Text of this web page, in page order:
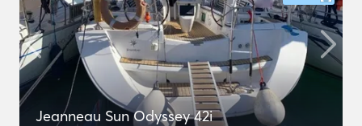
Jeanneau Sun Odyssey 42i